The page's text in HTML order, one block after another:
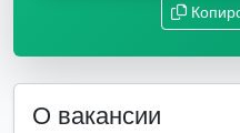
О вакансии